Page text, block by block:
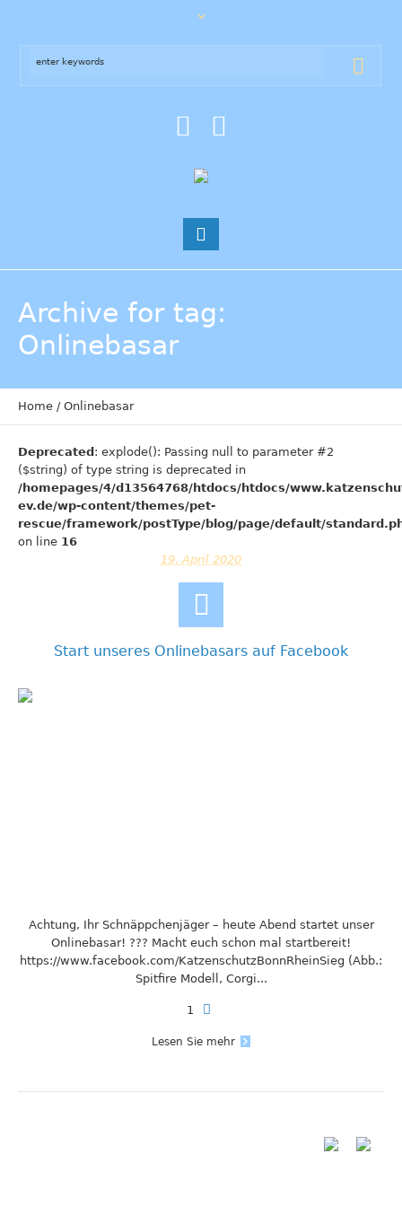
Archive for tag:
Onlinebasar
Home / Onlinebasar
Deprecated: explode(): Passing null to parameter #2
($string) of type string is deprecated in
/homepages/4/d13564768/htdocs/htdocs/
ev.de/wp-content/themes/pet-
rescue/framework/postType/blog/page/default/
on line 16
19. April 2020
Start unseres Onlinebasars auf Facebook
Achtung, Ihr Schnäppchenjäger – heute Abend startet unser
Onlinebasar! ??? Macht euch schon mal startbereit!
https://www.facebook.com/KatzenschutzBonnRheinSieg (Abb.:
Spitfire Modell, Corgi...
1
Lesen Sie mehr